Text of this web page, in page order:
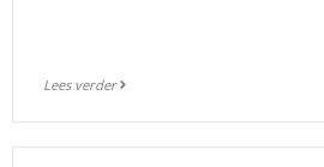
Lees verder